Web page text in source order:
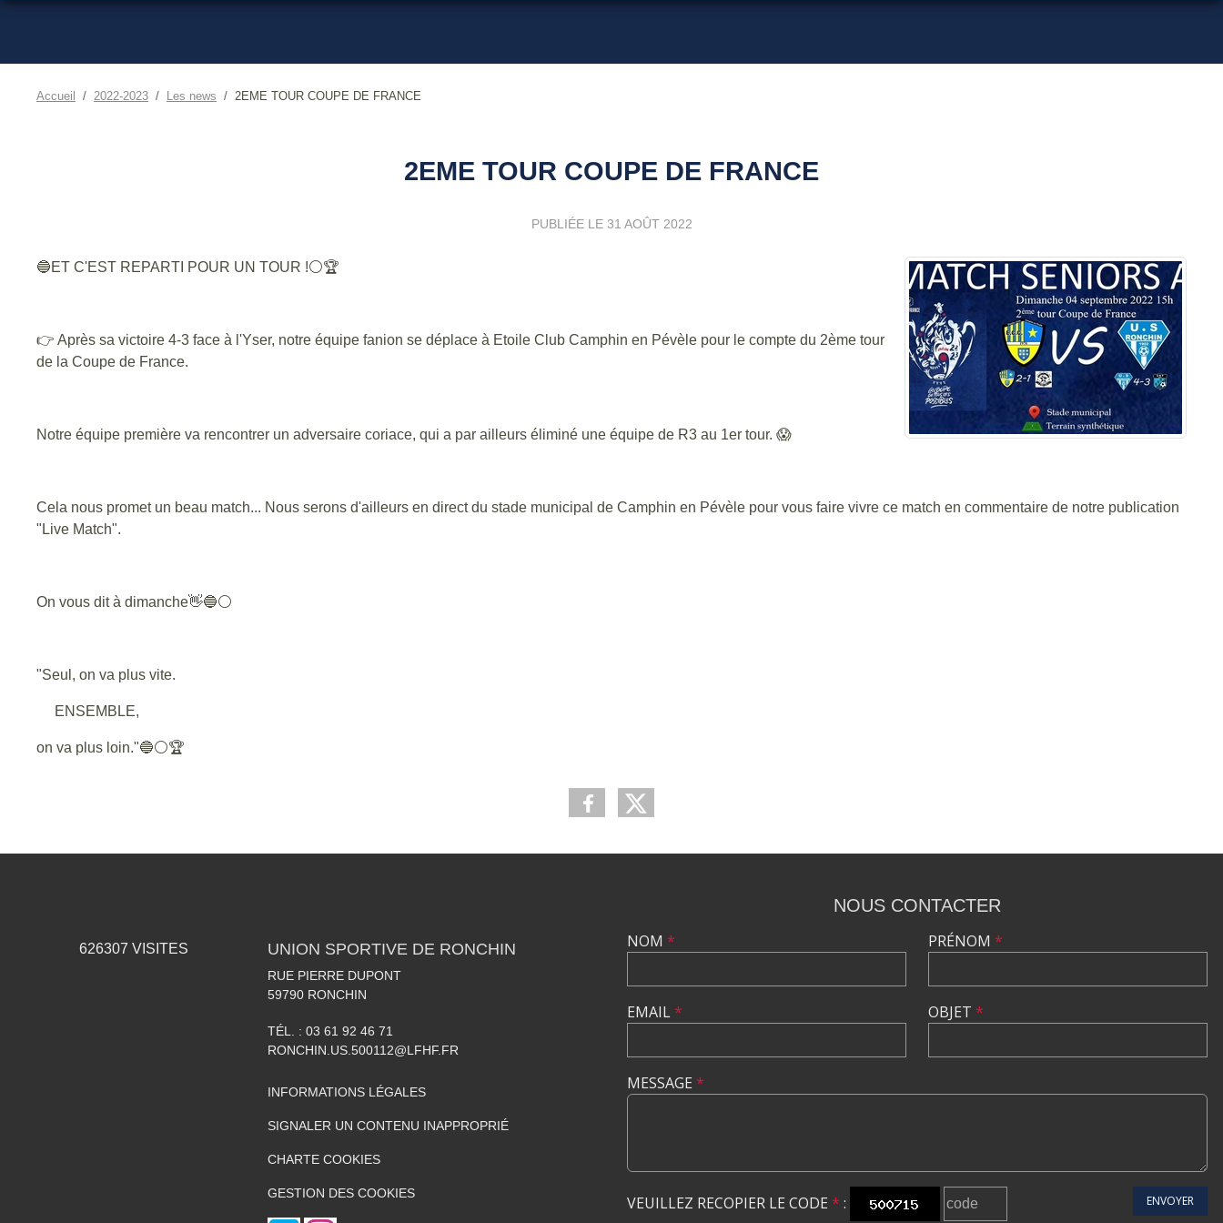
Accueil 2022-2023 Les news 2EME TOUR COUPE DE FRANCE
2EME TOUR COUPE DE FRANCE
PUBLIÉE LE 31 AOÛT 2022
🔵ET C'EST REPARTI POUR UN TOUR !⚪🏆
👉 Après sa victoire 4-3 face à l'Yser, notre équipe fanion se déplace à Etoile Club Camphin en Pévèle pour le compte du 2ème tour
de la Coupe de France.
Notre équipe première va rencontrer un adversaire coriace, qui a par ailleurs éliminé une équipe de R3 au 1er tour. 😱
Cela nous promet un beau match... Nous serons d'ailleurs en direct du stade municipal de Camphin en Pévèle pour vous faire vivre ce match en commentaire de notre publication
"Live Match".
On vous dit à dimanche👋🔵⚪
"Seul, on va plus vite.
ENSEMBLE,
on va plus loin."🔵⚪🏆
626307 VISITES UNION SPORTIVE DE RONCHIN
RUE PIERRE DUPONT
59790 RONCHIN
TÉL. : 03 61 92 46 71
RONCHIN.US.500112@LFHF.FR
INFORMATIONS LÉGALES
SIGNALER UN CONTENU INAPPROPRIÉ
CHARTE COOKIES
GESTION DES COOKIES
NOUS CONTACTER
NOM *
EMAIL*
PRÉNOM *
OBJET *
MESSAGE *
VEUILLEZ RECOPIER LE CODE * : ENVOYER